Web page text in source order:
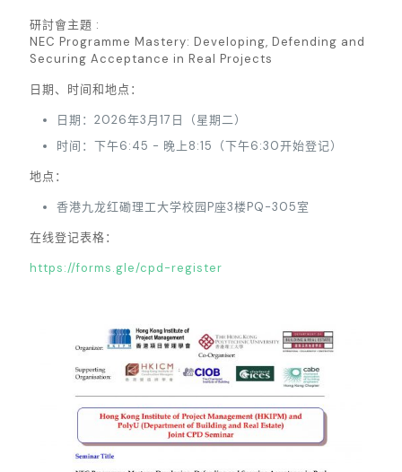
研討會主題 :
NEC Programme Mastery: Developing, Defending and
Securing Acceptance in Real Projects
日期、时间和地点：
日期：2026年3月17日（星期二）
时间：下午6:45 - 晚上8:15（下午6:30开始登记）
地点：
香港九龙红磡理工大学校园P座3楼PQ-305室
在线登记表格：
https://forms.gle/cpd-register